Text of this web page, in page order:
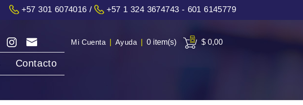
+57 301 6074016 / +57 1 324 3674743 - 601 6145779
Mi Cuenta Ayuda 0 item(s) $ 0,00
Contacto